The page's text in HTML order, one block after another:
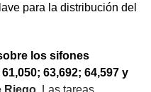
para la distribución del
los sifones
63,692; 64,597 y
Riego. Las tareas